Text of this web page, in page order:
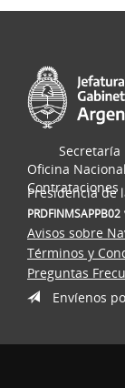
Secretaría
Oficina
Contrataciones
Presidencia de
PRDFINMSAPPB02
Avisos sobre
Términos y
Preguntas
Envíenos